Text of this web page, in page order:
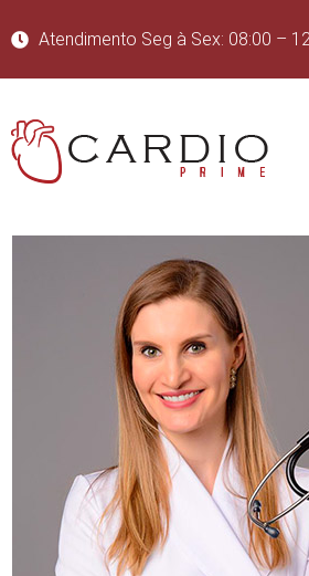
Atendimento Seg à Sex: 08:00 –